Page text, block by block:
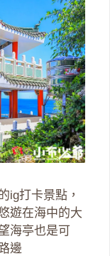
ig打卡景點，
遊在海中的大
海亭也是可
邊